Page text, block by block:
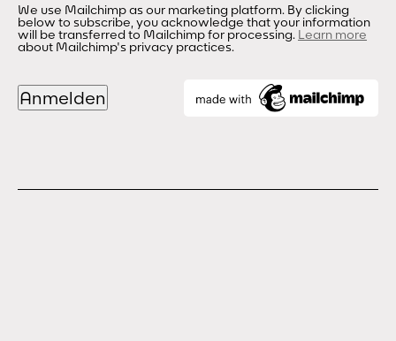
We use Mailchimp as our marketing platform. By clicking
below to subscribe, you acknowledge that your information
will be transferred to Mailchimp for processing. Learn more
about Mailchimp's privacy practices.